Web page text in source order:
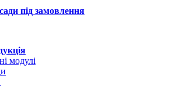
під замовлення
модулі